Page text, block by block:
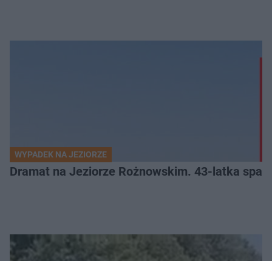
WYPADEK NA JEZIORZE
Dramat na Jeziorze Rożnowskim. 43-latka